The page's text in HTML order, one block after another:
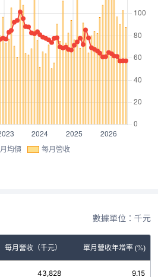
月均價 每月營收
數據單位：千元
每月營收（千元） 單月營收年增率 (%)
43,828 9.15